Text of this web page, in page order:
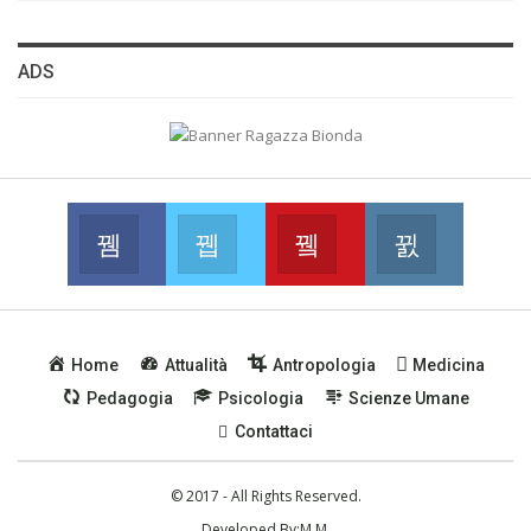
ADS
Facebook
Join us on Facebook
Twitter
Join us on Twitter
Youtube
Join us on Youtube
Home Attualità Antropologia
Medicina
Pedagogia
Psicologia
Scienze Umane
Contattaci
© 2017 - All Rights Reserved.